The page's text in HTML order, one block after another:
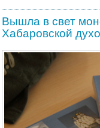
Вышла в свет
Хабаровской